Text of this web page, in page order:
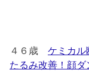
４６歳 ケミカル
たるみ改善！顔ダ